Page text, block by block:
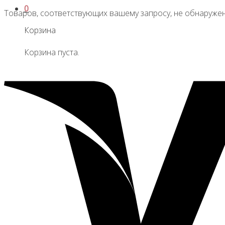
0
Корзина
Корзина пуста.
Товаров, соответствующих вашему запросу, не